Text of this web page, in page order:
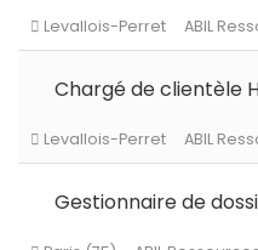
Chargé de clientèle
Gestionnaire de